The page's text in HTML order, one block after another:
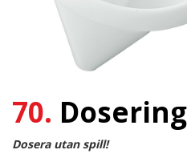
70.
Dosera utan spill!